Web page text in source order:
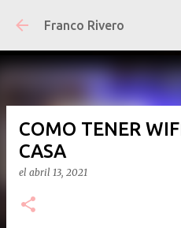
Ir al
Franco Rivero
COMO TENER
CASA
el abril 13, 2021